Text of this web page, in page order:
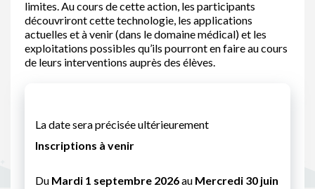
limites. Au cours de cette action, les participants
découvriront cette technologie, les applications
actuelles et à venir (dans le domaine médical) et les
exploitations possibles qu’ils pourront en faire au cours
de leurs interventions auprès des élèves.
La date sera précisée ultérieurement
Inscriptions à venir
Du Mardi 1 septembre 2026au Mercredi 30 juin